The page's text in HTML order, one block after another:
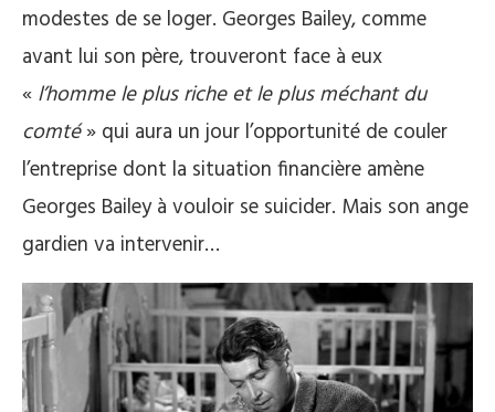
modestes de se loger. Georges Bailey, comme
avant lui son père, trouveront face à eux
« l’homme le plus riche et le plus méchant du
comté» qui aura un jour l’opportunité de couler
l’entreprise dont la situation financière amène
Georges Bailey à vouloir se suicider. Mais son ange
gardien va intervenir…